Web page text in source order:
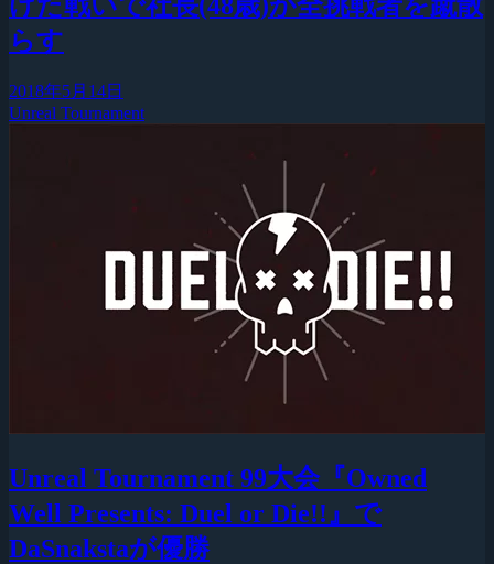
らす
2018年5月14日
Unreal Tournament
Unreal Tournament 99大会『Owned
Well Presents: Duel or Die!!』で
DaSnakstaが優勝